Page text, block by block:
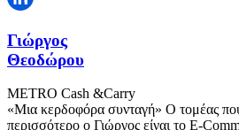
Γιώργος
Θεοδώρου
METRO Cash &Carry
«Μια κερδοφόρα συνταγή» Ο τομέας
περισσότερο ο Γιώργος είναι το E-